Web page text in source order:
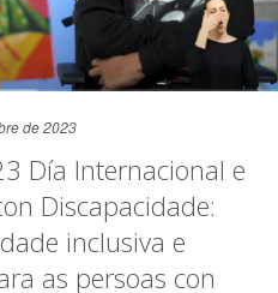
de 2023
Día Internacional e
Discapacidade:
inclusiva e
as persoas con